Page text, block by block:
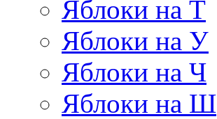
Яблоки на Т
Яблоки на У
Яблоки на Ч
Яблоки на Ш